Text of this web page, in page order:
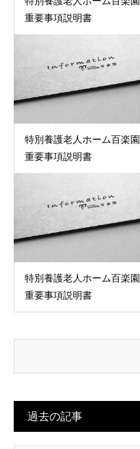
重要事項説明書
特別養護老人ホーム百楽園
重要事項説明書
特別養護老人ホーム百楽園
重要事項説明書
過去の記事